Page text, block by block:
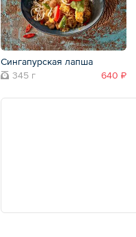
Сингапурская лапша
345 г
640 ₽